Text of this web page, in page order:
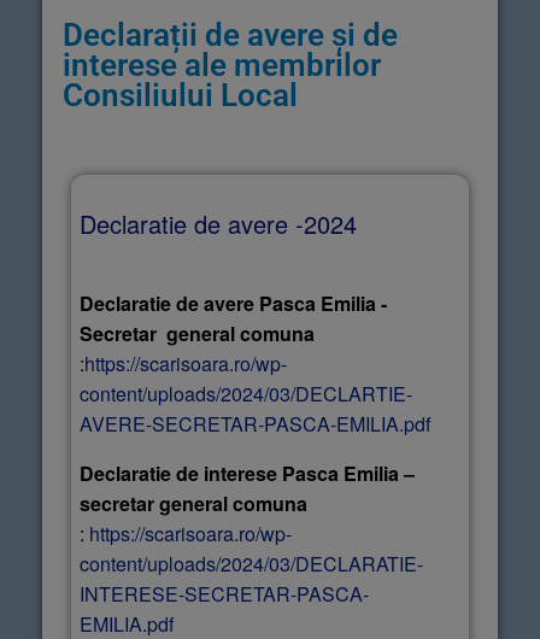
Declarații de avere și de
interese ale membrilor
Consiliului Local
Declaratie de avere -2024
Declaratie de avere Pasca Emilia -
Secretar general comuna
:https://scarisoara.ro/wp-
content/uploads/2024/03/DECLARTIE-
AVERE-SECRETAR-PASCA-EMILIA.pdf
Declaratie de interese Pasca Emilia –
secretar general comuna
: https://scarisoara.ro/wp-
content/uploads/2024/03/DECLARATIE-
INTERESE-SECRETAR-PASCA-
EMILIA.pdf